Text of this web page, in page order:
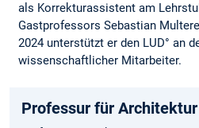
als Korrekturassistent am
Gastprofessors Sebastian
2024 unterstützt er den LUD° an
wissenschaftlicher Mitarbeiter.
Professur für